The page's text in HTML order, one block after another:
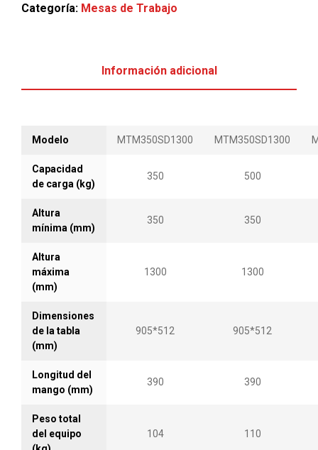
Categoría: Mesas de Trabajo
Información adicional
Modelo MTM350SD1300 MTM350SD1300
Capacidad
de carga (kg)
350 500
Altura
mínima (mm)
350 350
Altura
máxima
(mm)
1300 1300
Dimensiones
de la tabla
(mm)
905*512 905*512
Longitud del
mango (mm)
390 390
Peso total
del equipo
104 110